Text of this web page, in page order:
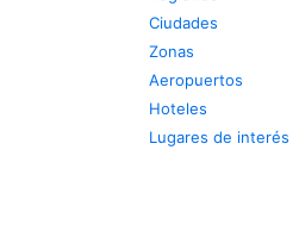
Ciudades
Zonas
Aeropuertos
Hoteles
Lugares de interés